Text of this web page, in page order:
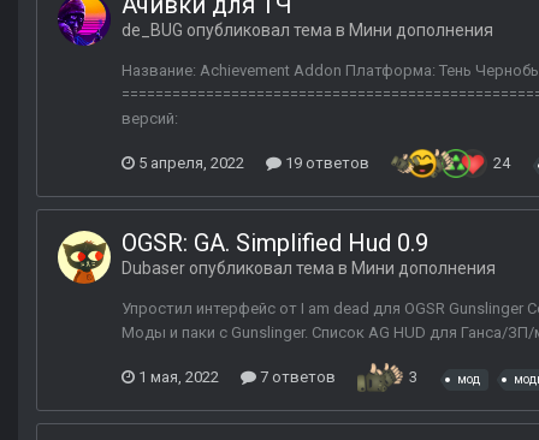
de_BUG опубликовал тема в Мини дополнения
Название: Achievement Addon Платформа: Тень
версий:
5 апреля, 2022 19 ответов 24
OGSR: GA. Simplified Hud 0.9
Dubaser опубликовал тема в Мини дополнения
Упростил интерфейс от I am dead для OGSR Gunslinger
Моды и паки с Gunslinger. Список AG HUD для Ганса/
1 мая, 2022 7 ответов 3 мод